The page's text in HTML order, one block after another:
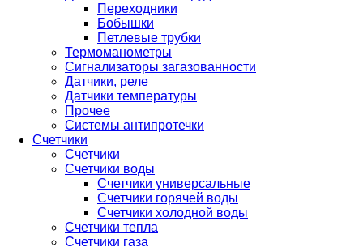
Переходники
Бобышки
Петлевые трубки
Термоманометры
Сигнализаторы загазованности
Датчики, реле
Датчики температуры
Прочее
Системы антипротечки
Счетчики
Счетчики
Счетчики воды
Счетчики универсальные
Счетчики горячей воды
Счетчики холодной воды
Счетчики тепла
Счетчики газа